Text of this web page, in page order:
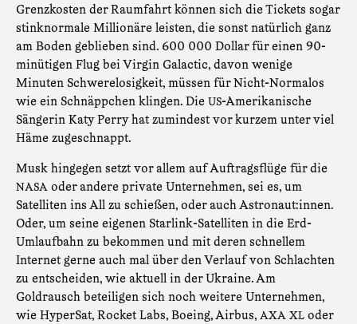
Grenzkosten der Raumfahrt können sich die Tickets sogar
stinknormale Millionäre leisten, die sonst natürlich ganz
am Boden geblieben sind. 600 000 Dollar für einen 90-
minütigen Flug bei Virgin Galactic, davon wenige
Minuten Schwerelosigkeit, müssen für Nicht-Normalos
wie ein Schnäppchen klingen. Die US-Amerikanische
Sängerin Katy Perry hat zumindest vor kurzem unter viel
Häme zugeschnappt.
Musk hingegen setzt vor allem auf Auftragsflüge für die
NASAoder andere private Unternehmen, sei es, um
Satelliten ins All zu schießen, oder auch Astronaut:innen.
Oder, um seine eigenen Starlink-Satelliten in die Erd-
Umlaufbahn zu bekommen und mit deren schnellem
Internet gerne auch mal über den Verlauf von Schlachten
zu entscheiden, wie aktuell in der Ukraine. Am
Goldrausch beteiligen sich noch weitere Unternehmen,
wie HyperSat, Rocket Labs, Boeing, Airbus, AXA XLoder